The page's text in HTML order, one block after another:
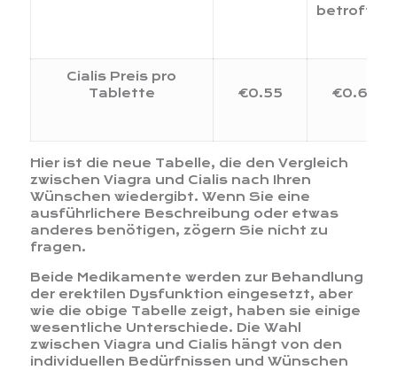
betroffen
Cialis Preis pro
Tablette
€0.55 €0.67
Hier ist die neue Tabelle, die den Vergleich
zwischen Viagra und Cialis nach Ihren
Wünschen wiedergibt. Wenn Sie eine
ausführlichere Beschreibung oder etwas
anderes benötigen, zögern Sie nicht zu
fragen.
Beide Medikamente werden zur Behandlung
der erektilen Dysfunktion eingesetzt, aber
wie die obige Tabelle zeigt, haben sie einige
wesentliche Unterschiede. Die Wahl
zwischen Viagra und Cialis hängt von den
individuellen Bedürfnissen und Wünschen